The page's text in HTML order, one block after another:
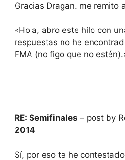
Gracias Dragan. me remito
«Hola, abro este hilo con
respuestas no he
FMA (no figo que no
RE: Semifinales – post by
2014
Sí, por eso te he